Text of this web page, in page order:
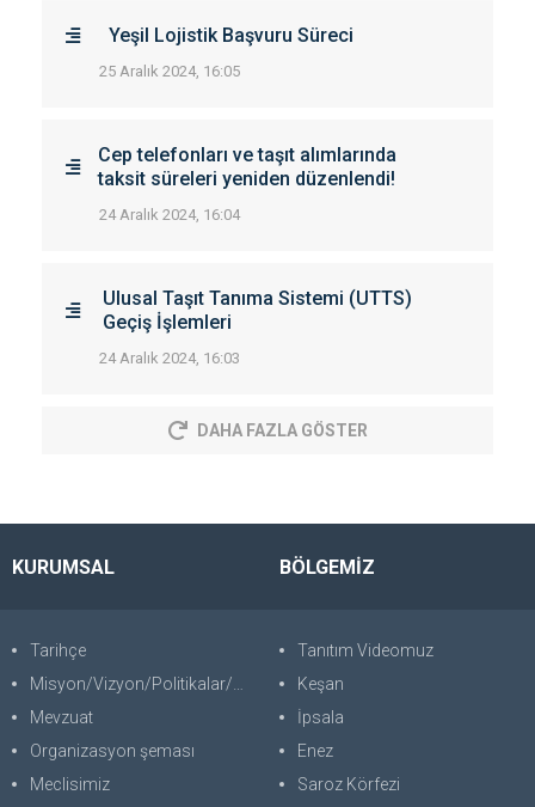
Yeşil Lojistik Başvuru Süreci
25 Aralık 2024, 16:05
Cep telefonları ve taşıt alımlarında
taksit süreleri yeniden düzenlendi!
24 Aralık 2024, 16:04
Ulusal Taşıt Tanıma Sistemi (UTTS)
Geçiş İşlemleri
24 Aralık 2024, 16:03
DAHA FAZLA GÖSTER
KURUMSAL
Tarihçe
Misyon/Vizyon/Politikalar/SWOT
Mevzuat
Organizasyon şeması
Meclisimiz
BÖLGEMİZ
Tanıtım Videomuz
Keşan
İpsala
Enez
Saroz Körfezi